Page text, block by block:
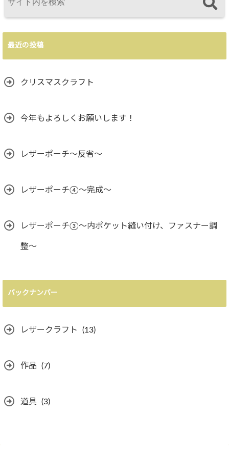
最近の投稿
クリスマスクラフト
今年もよろしくお願いします！
レザーポーチ～反省～
レザーポーチ④～完成～
レザーポーチ③〜内ポケット縫い付け、ファスナー調
整〜
バックナンバー
レザークラフト (13)
作品 (7)
道具 (3)